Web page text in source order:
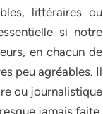
littéraires ou
si notre
en chacun de
peu agréables. Il
ou journalistique
jamais faite.